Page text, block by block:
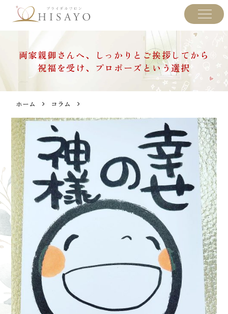
両家親御さんへ、しっかりとご挨拶してから
祝福を受け、プロポーズという選択
ホーム コラム